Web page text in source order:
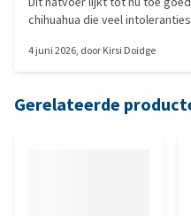
chihuahua die veel
4 juni 2026, doorKirsi Doidge
Gerelateerde